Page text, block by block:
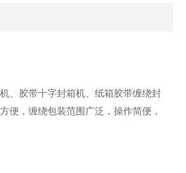
、胶带十字封箱机、纸箱胶带缠绕封
便，缠绕包装范围广泛，操作简便，